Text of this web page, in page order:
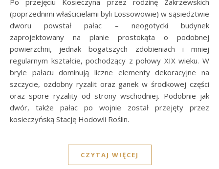
Po przejęciu Kosieczyna przez rodzinę Zakrzewskich
(poprzednimi właścicielami byli Lossowowie) w sąsiedztwie
dworu powstał pałac – neogotycki budynek
zaprojektowany na planie prostokąta o podobnej
powierzchni, jednak bogatszych zdobieniach i mniej
regularnym kształcie, pochodzący z połowy XIX wieku. W
bryle pałacu dominują liczne elementy dekoracyjne na
szczycie, ozdobny ryzalit oraz ganek w środkowej części
oraz spore ryzality od strony wschodniej. Podobnie jak
dwór, także pałac po wojnie został przejęty przez
kosieczyńską Stację Hodowli Roślin.
CZYTAJ WIĘCEJ